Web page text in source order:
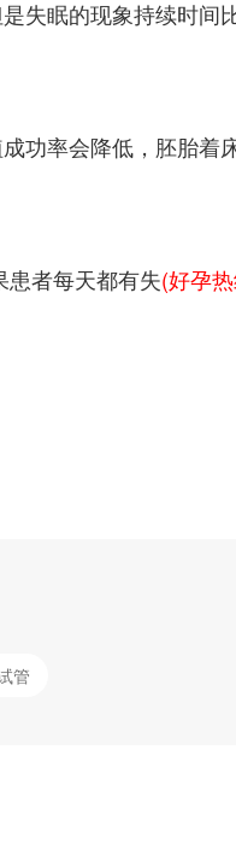
失眠的现象持续时间
功率会降低，胚胎着
者每天都有失(好孕
管